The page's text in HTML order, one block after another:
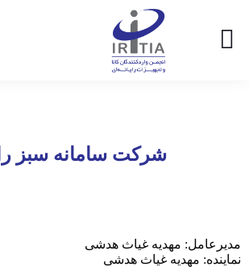
شرکت سامانه سبز
مدیرعامل: مهدیه غیاث هدشی
نماینده: مهدیه غیاث هدشی